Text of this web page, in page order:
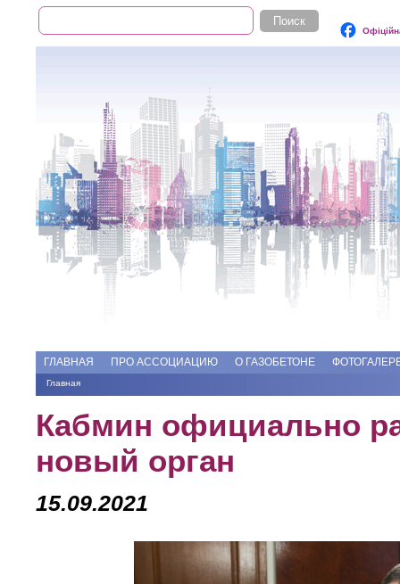
Форма поиска
Поиск
ГЛАВНАЯ ПРО АССОЦИАЦИЮ О ГАЗОБЕТОНЕ
Вы здесь
Главная
Кабмин официально
новый орган
15.09.2021